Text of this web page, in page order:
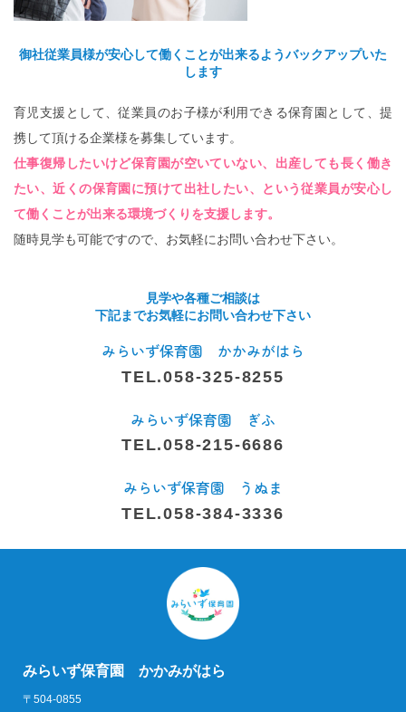
御社従業員様が安心して働くことが出来るようバックアップいた
します
育児支援として、従業員のお子様が利用できる保育園として、提
携して頂ける企業様を募集しています。
仕事復帰したいけど保育園が空いていない、出産しても長く働き
たい、近くの保育園に預けて出社したい、という従業員が安心し
て働くことが出来る環境づくりを支援します。
随時見学も可能ですので、お気軽にお問い合わせ下さい。
見学や各種ご相談は
下記までお気軽にお問い合わせ下さい
みらいず保育園 かかみがはら
TEL.058-325-8255
みらいず保育園 ぎふ
TEL.058-215-6686
みらいず保育園 うぬま
TEL.058-384-3336
みらいず保育園 かかみがはら
〒504-0855